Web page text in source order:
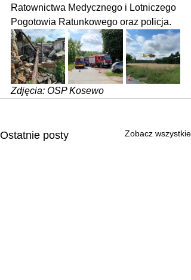
Ratownictwa Medycznego i Lotniczego
Pogotowia Ratunkowego oraz policja.
Zdjęcia: OSP Kosewo
Ostatnie posty Zobacz wszystkie